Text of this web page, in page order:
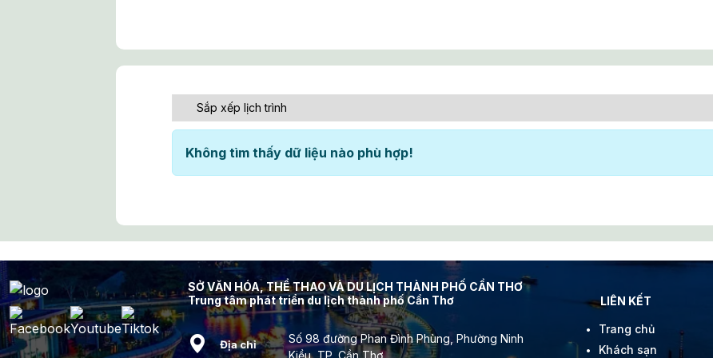
Không tìm thấy dữ liệu nào phù hợp!
SỞ VĂN HÓA, THỂ THAO VÀ DU LỊCH THÀNH PHỐ CẦN THƠ
Trung tâm phát triển du lịch thành phố Cần Thơ
Địa chỉ
Số 98 đường Phan Đình Phùng, Phường Ninh
Kiều, TP. Cần Thơ
LIÊN KẾT
Trang chủ
Khách sạn